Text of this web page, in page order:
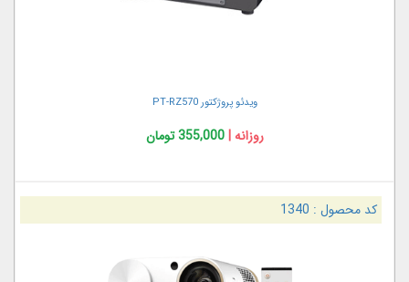
ویدئو پروژکتور PT-RZ570
روزانه |355,000 تومان
کد محصول : 1340